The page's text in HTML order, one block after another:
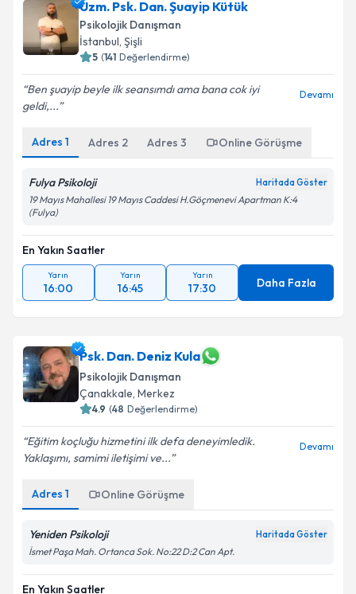
Uzm. Psk. Dan. Şuayip Kütük
Psikolojik Danışman
İstanbul, Şişli
5 (141 Değerlendirme)
Ben şuayip beyle ilk seansımdı ama bana cok iyi
geldi,...
Devamı
Adres 1 Adres 2 Adres 3 Online Görüşme
Fulya Psikoloji Haritada Göster
19 Mayıs Mahallesi 19 Mayıs Caddesi H.Göçmenevi Apartman K:4
(Fulya)
En Yakın Saatler
Yarın
16:00
Yarın
16:45
Yarın
17:30 Daha Fazla
Psk. Dan. Deniz Kula
Psikolojik Danışman
Çanakkale, Merkez
4.9 (48 Değerlendirme)
Eğitim koçluğu hizmetini ilk defa deneyimledik.
Yaklaşımı, samimi iletişimi ve...
Devamı
Adres 1 Online Görüşme
Yeniden Psikoloji Haritada Göster
İsmet Paşa Mah. Ortanca Sok. No:22 D:2 Can Apt.
En Yakın Saatler